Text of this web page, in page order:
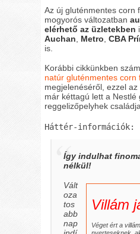
Az új gluténmentes corn
mogyorós változatban
elérhető az üzletekben
Auchan, Metro,CBA
is.
Korábbi cikkünkben
natúr gluténmentes corn
megjelenéséről, ezzel
már kéttagú lett a Nestlé
reggelizőpelyhek
Háttér-információk:
Így indulhat
nélkül!
Villám
Véget ért a
Vált
oza
tos
abb
nap